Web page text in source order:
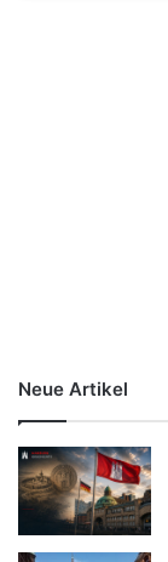
Neue Artikel